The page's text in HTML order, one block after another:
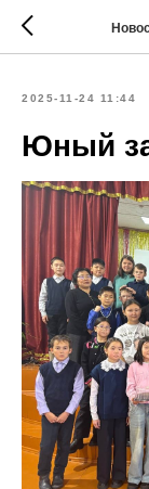
2025-11-24 11:44
Юный